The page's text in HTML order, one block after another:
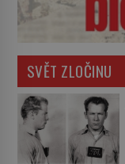
SVĚT ZLOČINU